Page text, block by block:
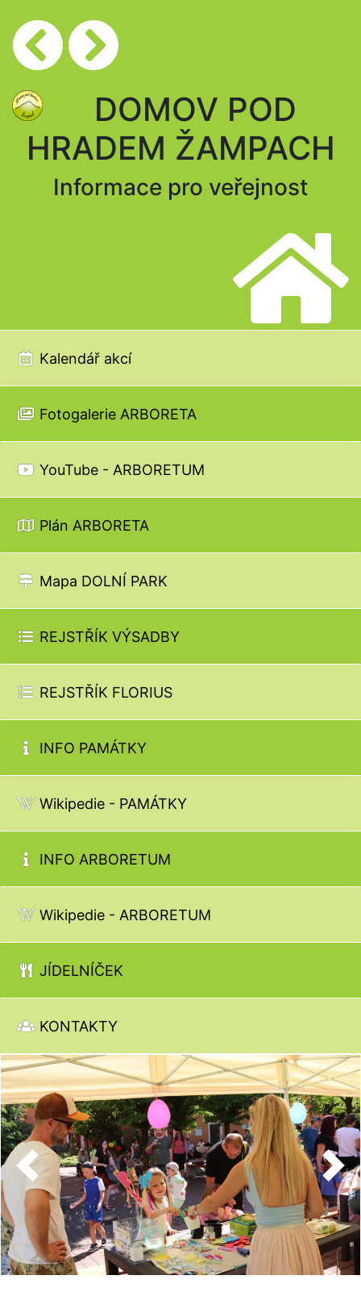
DOMOV POD
HRADEM ŽAMPACH
Informace pro veřejnost
Kalendář akcí
Fotogalerie ARBORETA
YouTube - ARBORETUM
Plán ARBORETA
Mapa DOLNÍ PARK
REJSTŘÍK VÝSADBY
REJSTŘÍK FLORIUS
INFO PAMÁTKY
Wikipedie - PAMÁTKY
INFO ARBORETUM
Wikipedie - ARBORETUM
JÍDELNÍČEK
KONTAKTY
Previous Next